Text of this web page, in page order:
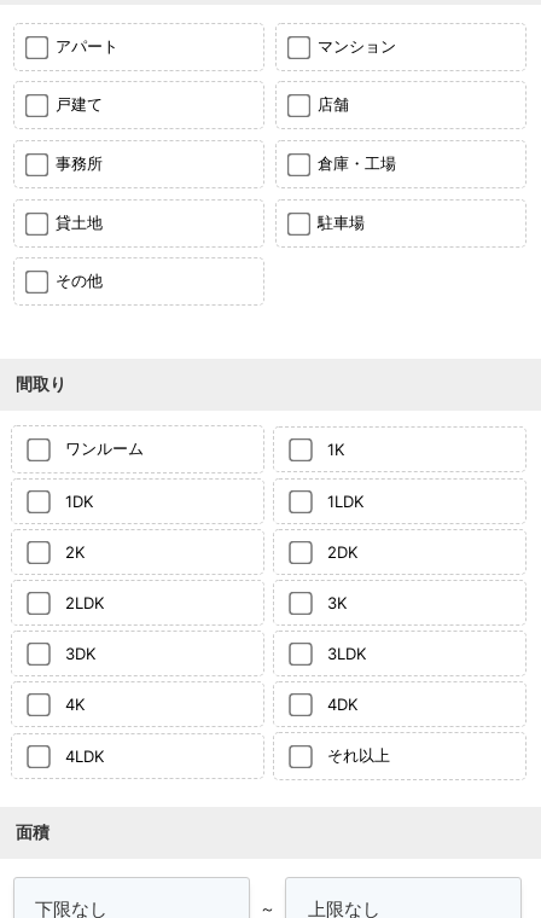
アパート マンション
戸建て 店舗
事務所 倉庫・工場
貸土地 駐車場
その他
間取り
ワンルーム 1K
1DK 1LDK
2K 2DK
2LDK 3K
3DK 3LDK
4K 4DK
4LDK それ以上
面積
～